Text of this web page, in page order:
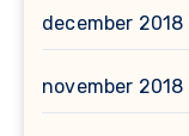
december 2018
november 2018